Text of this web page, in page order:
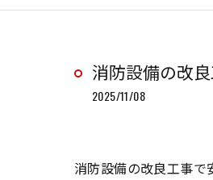
消防設備の改
2025/11/08
消防設備の改良工事